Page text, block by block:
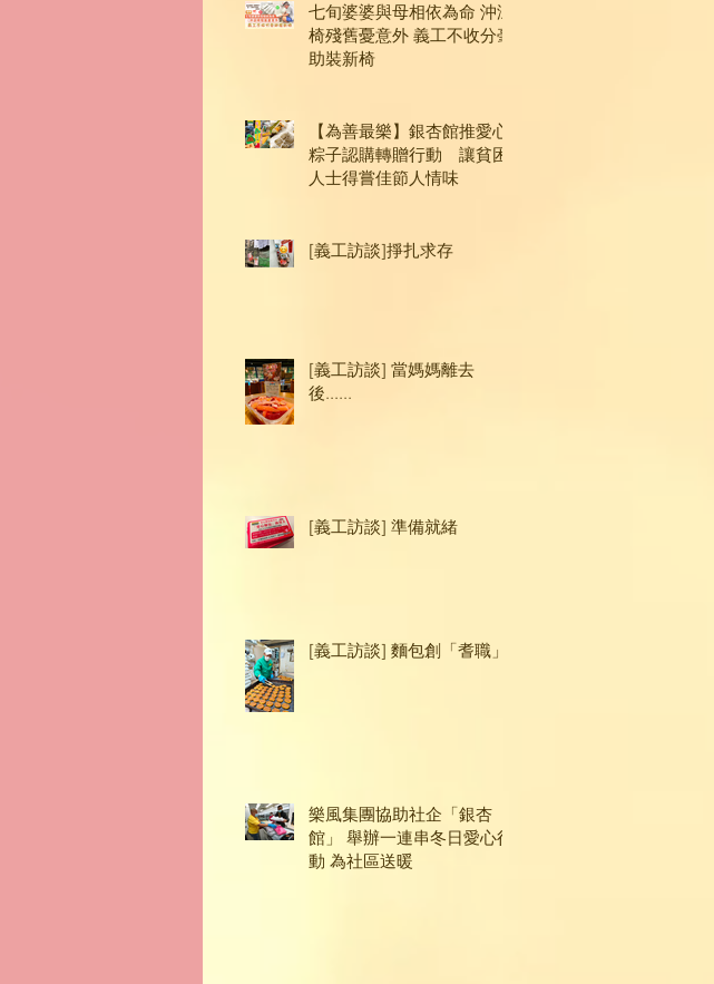
七旬婆婆與母相依為命 沖涼
椅殘舊憂意外 義工不收分毫
助裝新椅
【為善最樂】銀杏館推愛心
粽子認購轉贈行動 讓貧困
人士得嘗佳節人情味
[義工訪談]掙扎求存
[義工訪談] 當媽媽離去
後......
[義工訪談] 準備就緒
[義工訪談] 麵包創「耆職」
樂風集團協助社企「銀杏
館」 舉辦一連串冬日愛心行
動 為社區送暖